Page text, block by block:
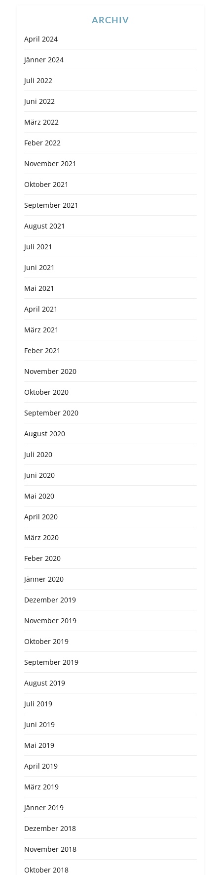
ARCHIV
April 2024
Jänner 2024
Juli 2022
Juni 2022
März 2022
Feber 2022
November 2021
Oktober 2021
September 2021
August 2021
Juli 2021
Juni 2021
Mai 2021
April 2021
März 2021
Feber 2021
November 2020
Oktober 2020
September 2020
August 2020
Juli 2020
Juni 2020
Mai 2020
April 2020
März 2020
Feber 2020
Jänner 2020
Dezember 2019
November 2019
Oktober 2019
September 2019
August 2019
Juli 2019
Juni 2019
Mai 2019
April 2019
März 2019
Jänner 2019
Dezember 2018
November 2018
Oktober 2018